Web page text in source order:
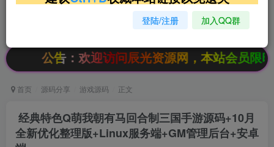
超低价文字广告位招租
迎访问辰光资源网，本站会员限时特惠，SVIP终
首页 源码分享 游戏源码 正文
经典特色Q萌我朝有马回合制三国手游源码+10月
全新优化整理版+Linux服务端+GM管理后台+安卓
登陆/注册 加入QQ群